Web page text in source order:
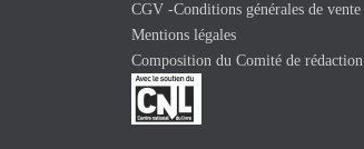
CGV -Conditions générales de vente
Mentions légales
Composition du Comité de rédaction